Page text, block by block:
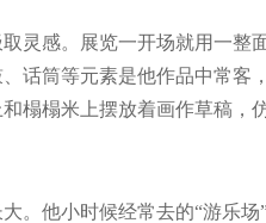
灵感。展览一开场就用一整
话筒等元素是他作品中常客
榻榻米上摆放着画作草稿，
。他小时候经常去的“游乐